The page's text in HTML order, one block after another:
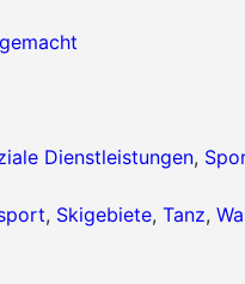
Dienstleistungen,
, Skigebiete, Tanz,